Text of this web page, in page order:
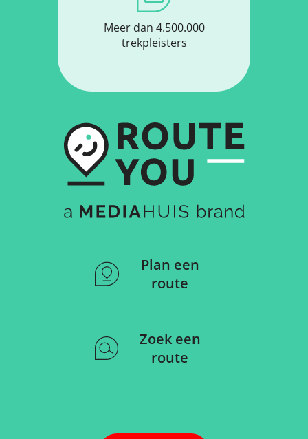
Meer dan 4.500.000
trekpleisters
Plan een
route
Zoek een
route